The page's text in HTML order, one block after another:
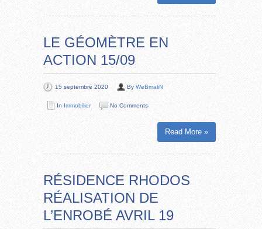
LE GÉOMÈTRE EN
ACTION 15/09
15 septembre 2020 By WeBmaliN
In Immobilier No Comments
Read More »
RÉSIDENCE RHODOS
RÉALISATION DE
L’ENROBÉ AVRIL 19